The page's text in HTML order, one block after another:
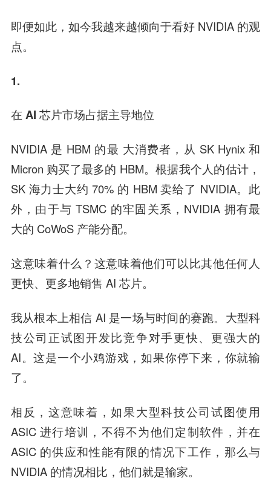
即便如此，如今我越来越倾向于看好 NVIDIA 的观
点。
1.
在 AI 芯片市场占据主导地位
NVIDIA 是 HBM 的最 大消费者，从 SK Hynix 和
Micron 购买了最多的 HBM。根据我个人的估计，
SK 海力士大约 70% 的 HBM 卖给了 NVIDIA。此
外，由于与 TSMC 的牢固关系，NVIDIA 拥有最
大的 CoWoS 产能分配。
这意味着什么？这意味着他们可以比其他任何人
更快、更多地销售 AI 芯片。
我从根本上相信 AI 是一场与时间的赛跑。大型科
技公司正试图开发比竞争对手更快、更强大的
AI。这是一个小鸡游戏，如果你停下来，你就输
了。
相反，这意味着，如果大型科技公司试图使用
ASIC 进行培训，不得不为他们定制软件，并在
ASIC 的供应和性能有限的情况下工作，那么与
NVIDIA 的情况相比，他们就是输家。